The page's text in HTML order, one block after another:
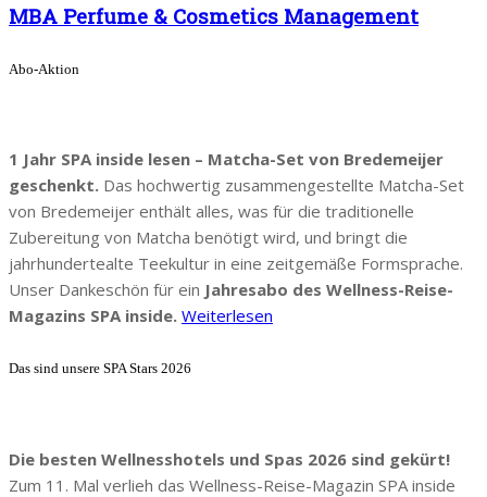
MBA Perfume & Cosmetics Management
Abo-Aktion
1 Jahr SPA inside lesen – Matcha-Set von Bredemeijer
geschenkt. Das hochwertig zusammengestellte Matcha-Set
von Bredemeijer enthält alles, was für die traditionelle
Zubereitung von Matcha benötigt wird, und bringt die
jahrhundertealte Teekultur in eine zeitgemäße Formsprache.
Unser Dankeschön für ein Jahresabo des Wellness-Reise-
Magazins SPA inside. Weiterlesen
Das sind unsere SPA Stars 2026
Die besten Wellnesshotels und Spas 2026 sind gekürt!
Zum 11. Mal verlieh das Wellness-Reise-Magazin SPA inside